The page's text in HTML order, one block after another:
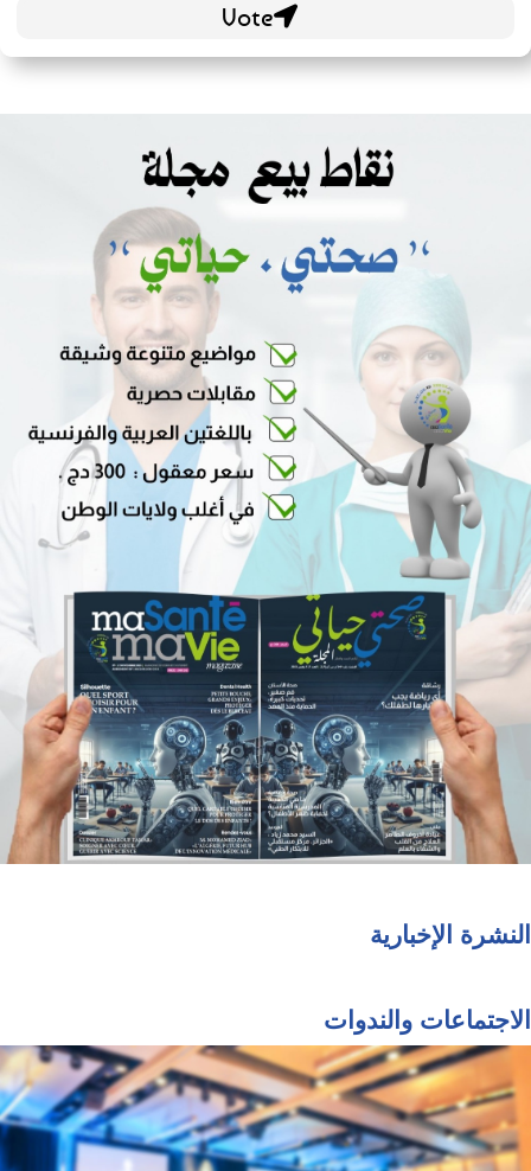
النشرة الإخبارية
الاجتماعات والندوات